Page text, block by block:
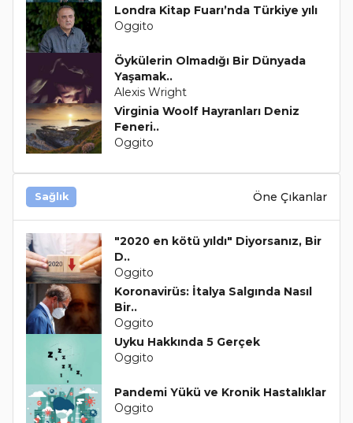
Londra Kitap Fuarı’nda Türkiye yılı
Oggito
Öykülerin Olmadığı Bir Dünyada
Yaşamak..
Alexis Wright
Virginia Woolf Hayranları Deniz
Feneri..
Oggito
Sağlık Öne Çıkanlar
"2020 en kötü yıldı" Diyorsanız, Bir
D..
Oggito
Koronavirüs: İtalya Salgında Nasıl
Bir..
Oggito
Uyku Hakkında 5 Gerçek
Oggito
Pandemi Yükü ve Kronik Hastalıklar
Oggito